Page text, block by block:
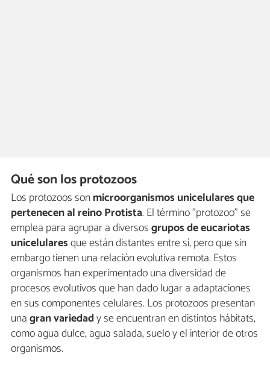
Qué son los protozoos
Los protozoos sonmicroorganismos unicelulares que
pertenecen al reino Protista. El término "protozoo" se
emplea para agrupar a diversosgrupos de eucariotas
unicelularesque están distantes entre sí, pero que sin
embargo tienen una relación evolutiva remota. Estos
organismos han experimentado una diversidad de
procesos evolutivos que han dado lugar a adaptaciones
en sus componentes celulares. Los protozoos presentan
unagran variedady se encuentran en distintos hábitats,
como agua dulce, agua salada, suelo y el interior de otros
organismos.